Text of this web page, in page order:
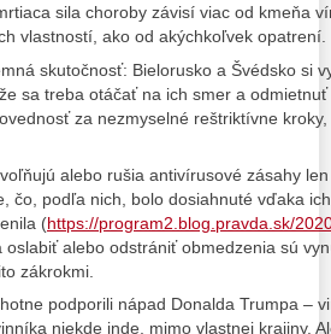
sila choroby závisí viac od kmeňa
vlastností, ako od akýchkoľvek opatrení.
skutočnosť: Bielorusko a Švédsko si
sa treba otáčať na ich smer a
za nezmyselné reštriktívne
alebo rušia antivírusové zásahy
čo, podľa nich, bolo dosiahnuté vďaka
(https://program2.blog.pravda.sk/
oslabiť alebo odstrániť obmedzenia sú
zákrokmi.
podporili nápad Donalda Trumpa –
niekde inde, mimo vlastnej krajiny.